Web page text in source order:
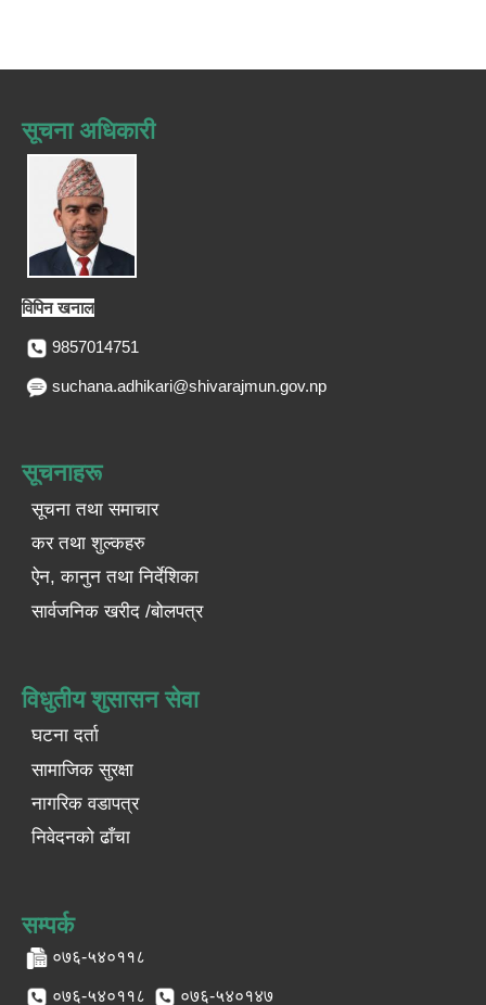
सूचना अधिकारी
विपिन खनाल
9857014751
suchana.adhikari@shivarajmun.gov.np
सूचनाहरू
सूचना तथा समाचार
कर तथा शुल्कहरु
ऐन, कानुन तथा निर्देशिका
सार्वजनिक खरीद /बोलपत्र
विधुतीय शुसासन सेवा
घटना दर्ता
सामाजिक सुरक्षा
नागरिक वडापत्र
निवेदनको ढाँचा
सम्पर्क
०७६-५४०११८
०७६-५४०११८ ०७६-५४०१४७